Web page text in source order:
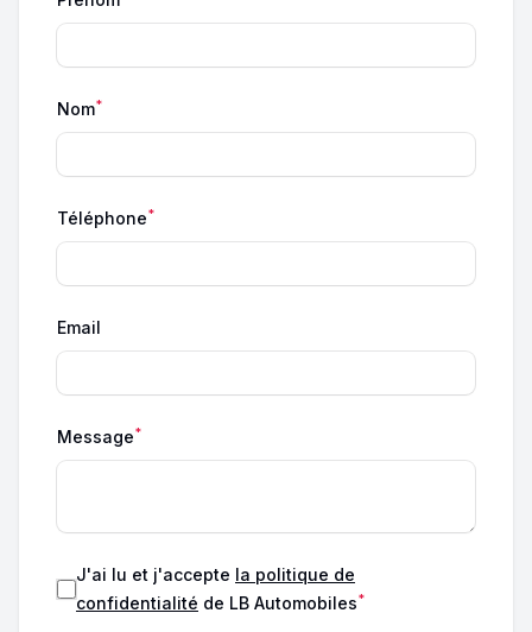
Nom*
Téléphone*
Email
Message*
J'ai lu et j'accepte la politique de
confidentialité de LB Automobiles*